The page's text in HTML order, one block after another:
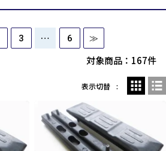
3 … 6 ≫
対象商品：167件
表示切替